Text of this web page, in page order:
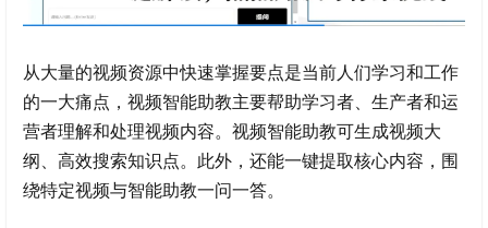
从大量的视频资源中快速掌握要点是当前人们学习和工作
的一大痛点，视频智能助教主要帮助学习者、生产者和运
营者理解和处理视频内容。视频智能助教可生成视频大
纲、高效搜索知识点。此外，还能一键提取核心内容，围
绕特定视频与智能助教一问一答。